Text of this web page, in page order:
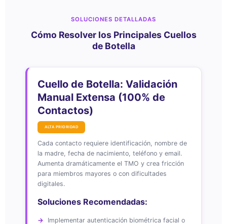
SOLUCIONES DETALLADAS
Cómo Resolver los Principales Cuellos
de Botella
Cuello de Botella: Validación
Manual Extensa (100% de
Contactos)
ALTA PRIORIDAD
Cada contacto requiere identificación, nombre de
la madre, fecha de nacimiento, teléfono y email.
Aumenta dramáticamente el TMO y crea fricción
para miembros mayores o con dificultades
digitales.
Soluciones Recomendadas:
Implementar autenticación biométrica facial o